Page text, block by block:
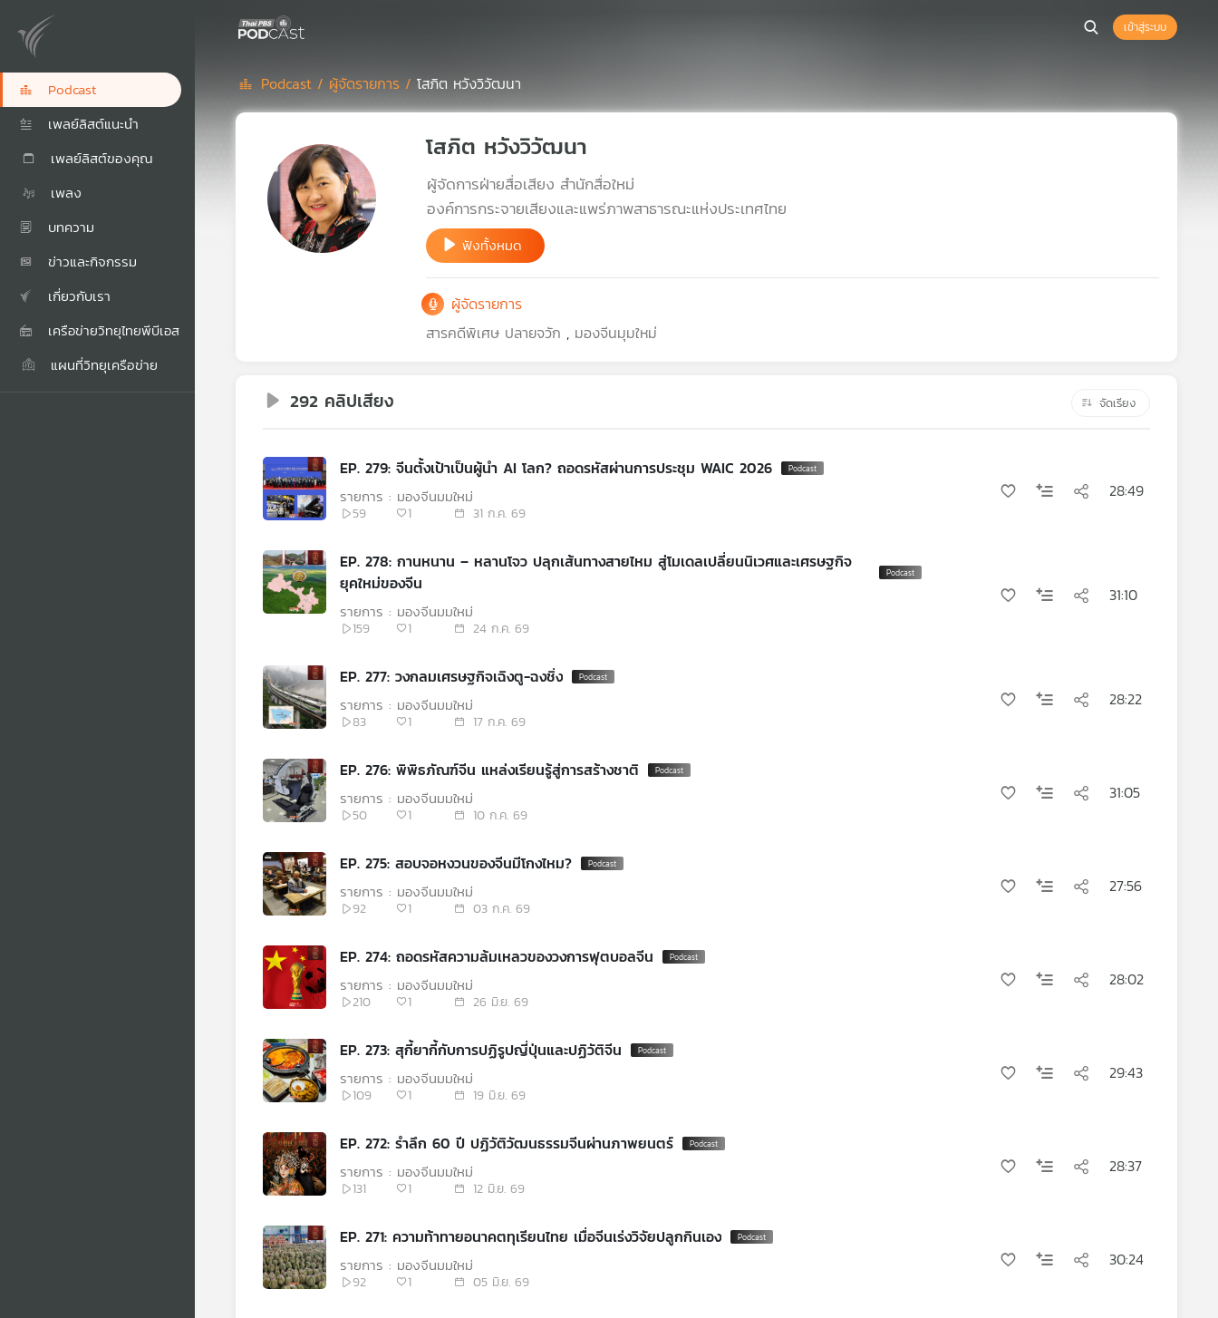
Podcast
เพลย์ลิสต์แนะนำ
เพลย์ลิสต์ของคุณ
เพลง
บทความ
ข่าวและกิจกรรม
เกี่ยวกับเรา
เครือข่ายวิทยุไทยพีบีเอส
แผนที่วิทยุเครือข่าย
เข้าสู่ระบบ
Podcast / ผู้จัดรายการ / โสภิต หวังวิวัฒนา
โสภิต หวังวิวัฒนา
ผู้จัดการฝ่ายสื่อเสียง สำนักสื่อใหม่
องค์การกระจายเสียงและแพร่ภาพสาธารณะแห่งประเทศไทย
ฟังทั้งหมด
ผู้จัดรายการ
สารคดีพิเศษ ปลายจวัก , มองจีนมุมใหม่
292 คลิปเสียง จัดเรียง
EP. 279: จีนตั้งเป้าเป็นผู้นำ AI โลก? ถอดรหัสผ่านการประชุม WAIC 2026
59 1 31 ก.ค. 69
รายการ : มองจีนมุมใหม่ 28:49
EP. 278: กานหนาน – หลานโจว ปลุกเส้นทางสายไหม สู่โมเดลเปลี่ยนนิเวศและเศรษฐกิจ
ยุคใหม่ของจีน
159 1 24 ก.ค. 69
รายการ : มองจีนมุมใหม่
31:10
EP. 277: วงกลมเศรษฐกิจเฉิงตู-ฉงชิ่ง
83 1 17 ก.ค. 69
รายการ : มองจีนมุมใหม่ 28:22
EP. 276: พิพิธภัณฑ์จีน แหล่งเรียนรู้สู่การสร้างชาติ
50 1 10 ก.ค. 69
รายการ : มองจีนมุมใหม่ 31:05
EP. 275: สอบจอหงวนของจีนมีโกงไหม?
92 1 03 ก.ค. 69
รายการ : มองจีนมุมใหม่ 27:56
EP. 274: ถอดรหัสความล้มเหลวของวงการฟุตบอลจีน
210 1 26 มิ.ย. 69
รายการ : มองจีนมุมใหม่ 28:02
EP. 273: สุกี้ยากี้กับการปฏิรูปญี่ปุ่นและปฏิวัติจีน
109 1 19 มิ.ย. 69
รายการ : มองจีนมุมใหม่ 29:43
EP. 272: รำลึก 60 ปี ปฏิวัติวัฒนธรรมจีนผ่านภาพยนตร์
131 1 12 มิ.ย. 69
รายการ : มองจีนมุมใหม่ 28:37
EP. 271: ความท้าทายอนาคตทุเรียนไทย เมื่อจีนเร่งวิจัยปลูกกินเอง
92 1 05 มิ.ย. 69
รายการ : มองจีนมุมใหม่ 30:24